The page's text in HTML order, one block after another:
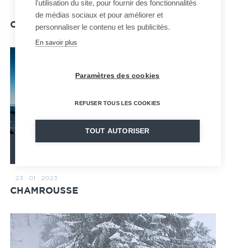
24 · 01 · 2023
OZ-EN-OISANS
23 · 01 · 2023
CHAMROUSSE
l'utilisation du site, pour fournir des fonctionnalités
de médias sociaux et pour améliorer et
personnaliser le contenu et les publicités.
En savoir plus
Paramètres des cookies
REFUSER TOUS LES COOKIES
TOUT AUTORISER